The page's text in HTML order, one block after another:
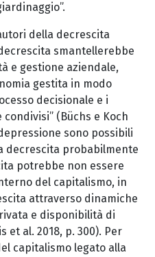
della decrescita
smantellerebbe
e gestione aziendale,
gestita in modo
decisionale e i
(Büchs e Koch
sono possibili
decrescita probabilmente
potrebbe non essere
del capitalismo, in
attraverso dinamiche
e disponibilità di
et al. 2018, p. 300). Per
capitalismo legato alla